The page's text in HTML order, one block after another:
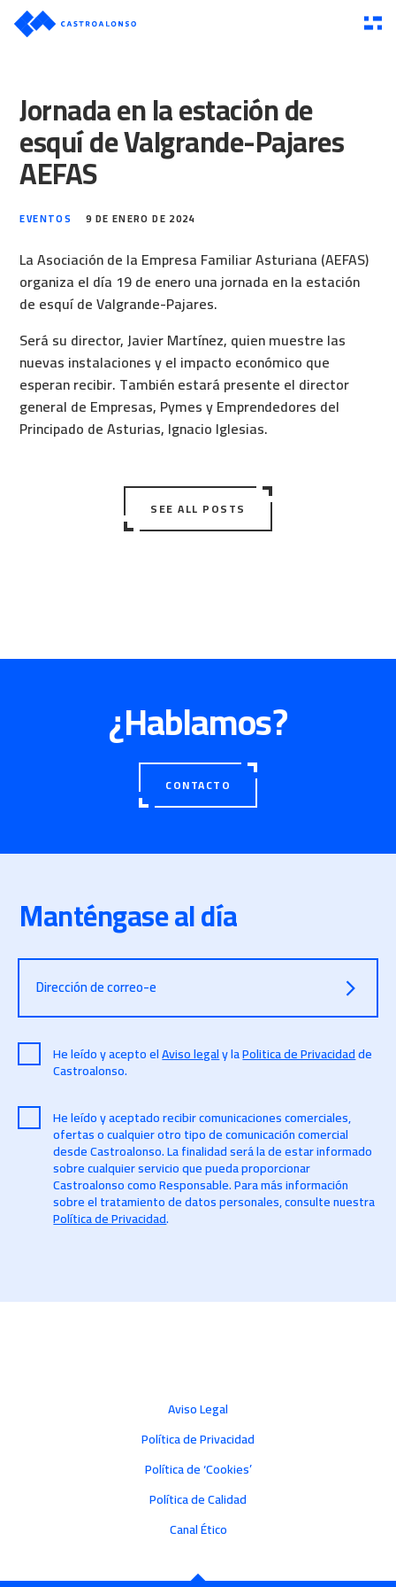
Jornada en la estación de
esquí de Valgrande-Pajares
AEFAS
EVENTOS 9 DE ENERO DE 2024
La Asociación de la Empresa Familiar Asturiana (AEFAS)
organiza el día 19 de enero una jornada en la estación
de esquí de Valgrande-Pajares.
Será su director, Javier Martínez, quien muestre las
nuevas instalaciones y el impacto económico que
esperan recibir. También estará presente el director
general de Empresas, Pymes y Emprendedores del
Principado de Asturias, Ignacio Iglesias.
SEE ALL POSTS
¿Hablamos?
CONTACTO
Manténgase al día
Dirección de correo-e
He leído y acepto elAviso legaly laPolitica de Privacidadde
Castroalonso.
He leído y aceptado recibir comunicaciones comerciales,
ofertas o cualquier otro tipo de comunicación comercial
desde Castroalonso. La finalidad será la de estar informado
sobre cualquier servicio que pueda proporcionar
Castroalonso como Responsable. Para más información
sobre el tratamiento de datos personales, consulte nuestra
Política de Privacidad.
Aviso Legal
Política de Privacidad
Política de ‘Cookies’
Política de Calidad
Canal Ético